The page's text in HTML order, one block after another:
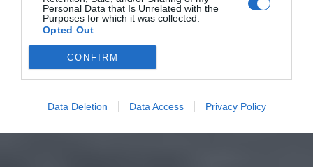
Personal Data that Is Unrelated with the
Purposes for which it was collected.
Opted Out
CONFIRM
Data Deletion Data Access Privacy Policy